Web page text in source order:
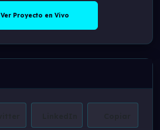
Ver Proyecto en Vivo